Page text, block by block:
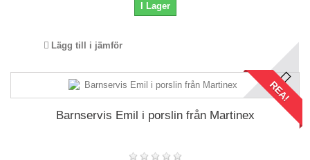
I Lager
Lägg till i jämför
REA!
Barnservis Emil i porslin från Martinex